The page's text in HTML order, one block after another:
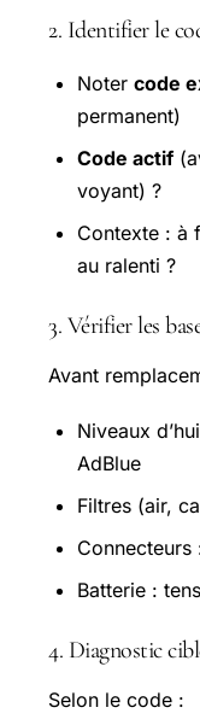
2. Identifier le
Noter code
permanent)
Code actif
voyant) ?
Contexte : à
au ralenti ?
3. Vérifier les
Avant
Niveaux
AdBlue
Filtres (air,
Batterie :
4. Diagnostic
Selon le code :